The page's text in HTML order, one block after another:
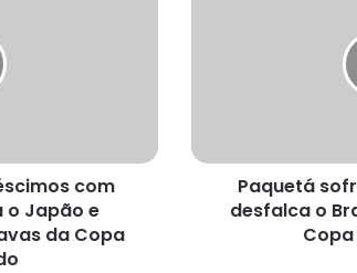
com
o Japão e
da Copa
Brasil
oitavas
Paquetá
desfalca o